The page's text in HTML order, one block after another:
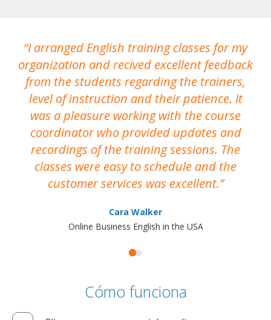
I arranged English training classes for my
organization and recived excellent feedback
from the students regarding the trainers,
level of instruction and their patience. It
was a pleasure working with the course
coordinator who provided updates and
recordings of the training sessions. The
classes were easy to schedule and the
customer services was excellent.
Cara Walker
Online Business English in the USA
Cómo funciona